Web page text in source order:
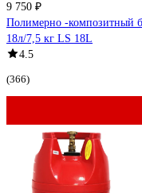
9 750 ₽
Полимерно -композитный
18л/7,5 кг LS 18L
4.5
(366)